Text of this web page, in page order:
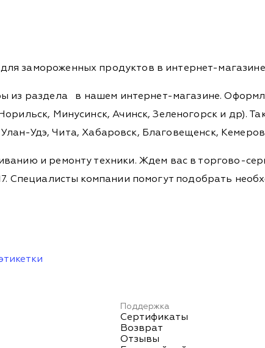
замороженных продуктов в интернет-
из раздела
в нашем интернет-магазине.
Минусинск, Ачинск, Зеленогорск и др).
Удэ, Чита, Хабаровск, Благовещенск,
и ремонту техники. Ждем вас в торгово-
Специалисты компании помогут подобрать
Поддержка
Сертификаты
Возврат
Отзывы